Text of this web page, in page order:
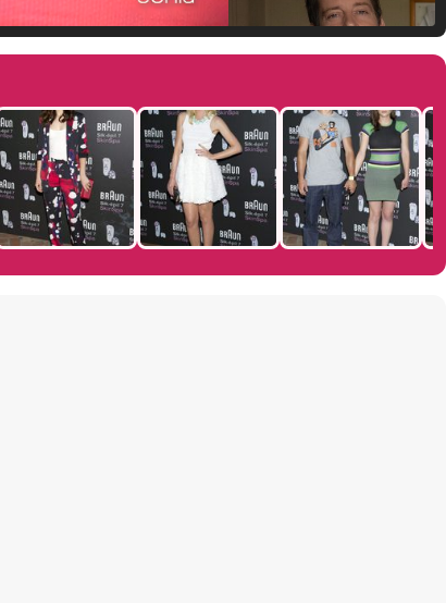
Magdalena de Suecia responde a las críticas y explica por qué le han permitido lanzar su propio negocio